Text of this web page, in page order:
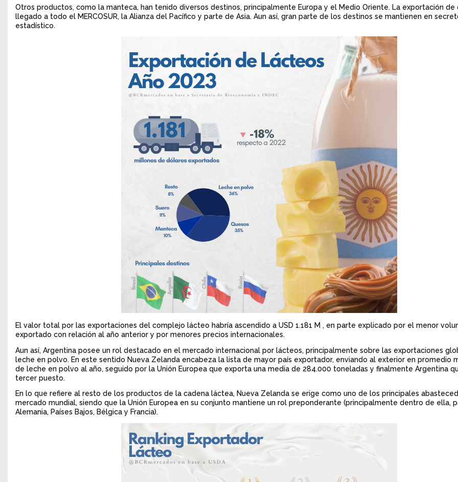
p
Otros productos, como la manteca, han tenido diversos destinos, principalmente Europa y el Medio Oriente. La exportación de
llegado a todo el MERCOSUR, la Alianza del Pacífico y parte de Asia. Aun así, gran parte de los destinos se mantienen en
estadístico.
El valor total por las exportaciones del complejo lácteo habría ascendido a USD 1.181 M , en parte explicado por el menor
exportado con relación al año anterior y por menores precios internacionales.
Aun así, Argentina posee un rol destacado en el mercado internacional por lácteos, principalmente sobre las exportaciones
leche en polvo. En este sentido Nueva Zelanda encabeza la lista de mayor país exportador, enviando al exterior en promedio
de leche en polvo al año, seguido por la Unión Europea que exporta una media de 284.000 toneladas y finalmente Argentina
tercer puesto.
En lo que refiere al resto de los productos de la cadena láctea, Nueva Zelanda se erige como uno de los principales
mercado mundial, siendo que la Unión Europea en su conjunto mantiene un rol preponderante (principalmente dentro de ella,
Alemania, Países Bajos, Bélgica y Francia).